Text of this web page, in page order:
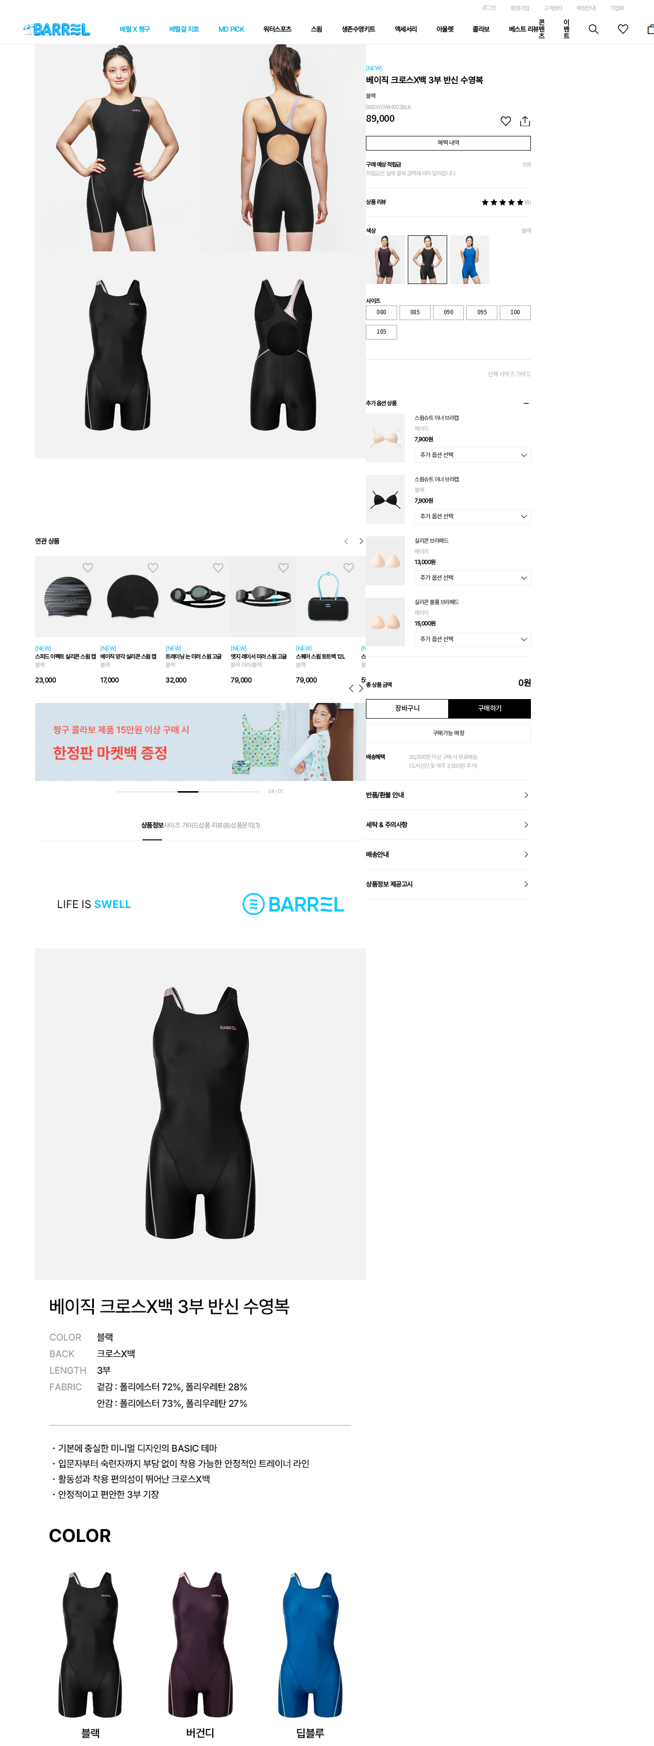
로그인 회원가입 고객센터 매장안내 기업IR
배럴 X 짱구 배럴걸 지효 MD PICK 워터스포츠 스윔 생존수영키트 액세서리 아울렛 콜라보 베스트 리뷰
콘
텐
츠
이
벤
트
연관 상품
[NEW]
스피드 이펙트 실리콘 스윔 캡
블랙
23,000
[NEW]
베이직 양각 실리콘 스윔 캡
블랙
17,000
[NEW]
트레이닝 논 미러 스윔 고글
블랙
32,000
[NEW]
엣지 레이서 미러 스윔 고글
블랙 미러/블랙
79,000
[NEW]
스퀘어 스윔 토트백 12L
블랙
79,000
[NEW]
스위머즈 크로스 백 7L
블랙
59,000
04 / 07
상품정보사이즈 가이드상품 리뷰(8)상품문의(1)
[NEW]
베이직 크로스X백 3부 반신 수영복
블랙
B6SWSWH002BLK
89,000
혜택 내역
구매 예상 적립금
적립금은 실제 결제 금액에 따라 달라집니다.
0원
상품 리뷰 (8)
색상 블랙
사이즈
080 085 090 095 100
105
신체 사이즈 가이드
추가 옵션 상품
스윔슈트 이너 브라캡
베이지
7,900원
스윔슈트 이너 브라캡
블랙
7,900원
실리콘 브라패드
베이지
13,000원
실리콘 볼륨 브라패드
베이지
15,000원
총 상품 금액 0원
장바구니 구매하기
구매가능 매장
배송혜택
30,000원 이상 구매 시 무료배송.
(도서산간 및 제주 3,000원 추가)
반품/환불 안내
세탁 & 주의사항
배송안내
상품정보 제공고시